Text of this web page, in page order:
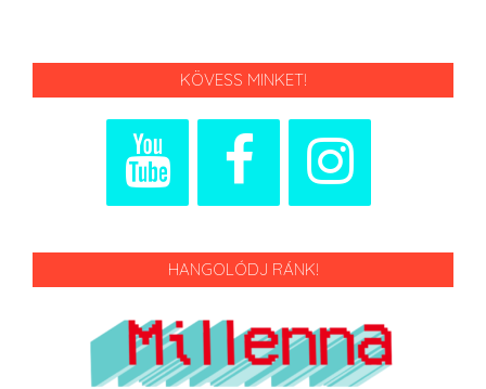
KÖVESS MINKET!
HANGOLÓDJ RÁNK!